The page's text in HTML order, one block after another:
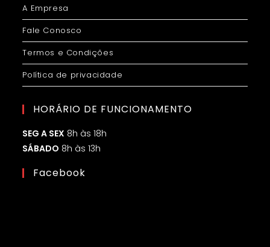
A Empresa
Fale Conosco
Termos e Condições
Política de privacidade
HORÁRIO DE FUNCIONAMENTO
SEG A SEX 8h às 18h
SÁBADO 8h às 13h
Facebook